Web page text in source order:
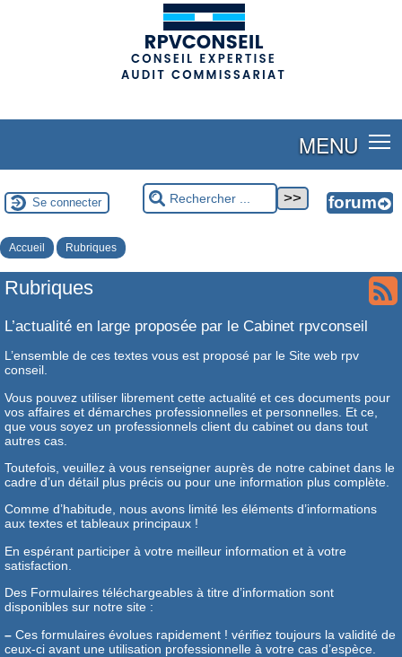
MENU
Se connecter
Accueil Rubriques
Rubriques
L’actualité en large proposée par le Cabinet rpvconseil
L’ensemble de ces textes vous est proposé par le Site web rpv
conseil.
Vous pouvez utiliser librement cette actualité et ces documents pour
vos affaires et démarches professionnelles et personnelles. Et ce,
que vous soyez un professionnels client du cabinet ou dans tout
autres cas.
Toutefois, veuillez à vous renseigner auprès de notre cabinet dans le
cadre d’un détail plus précis ou pour une information plus complète.
Comme d’habitude, nous avons limité les éléments d’informations
aux textes et tableaux principaux !
En espérant participer à votre meilleur information et à votre
satisfaction.
Des Formulaires téléchargeables à titre d’information sont
disponibles sur notre site :
– Ces formulaires évolues rapidement ! vérifiez toujours la validité de
ceux-ci avant une utilisation professionnelle à votre cas d’espèce.